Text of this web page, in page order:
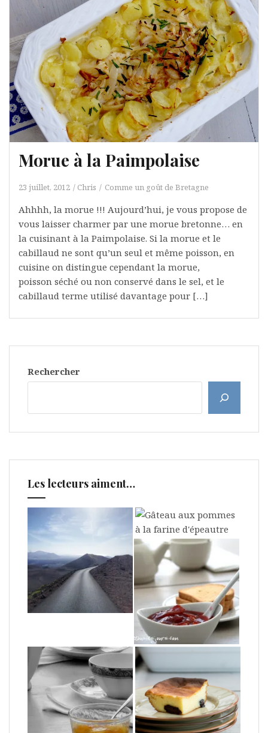
Morue à la Paimpolaise
23 juillet, 2012 Chris Comme un goût de Bretagne
Ahhhh, la morue !!! Aujourd’hui, je vous propose de
vous laisser charmer par une morue bretonne… en
la cuisinant à la Paimpolaise. Si la morue et le
cabillaud ne sont qu’un seul et même poisson, en
cuisine on distingue cependant la morue,
poisson séché ou non conservé dans le sel, et le
cabillaud terme utilisé davantage pour […]
Rechercher
Les lecteurs aiment…